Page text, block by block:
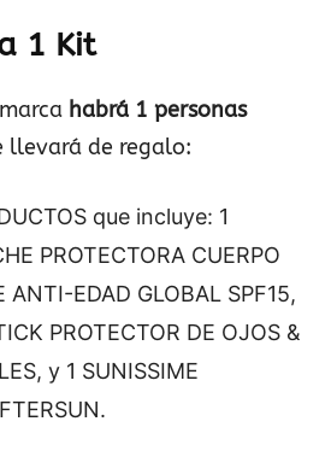
1 Kit
habrá 1 personas
llevará de regalo:
que incluye: 1
PROTECTORA CUERPO
ANTI-EDAD GLOBAL SPF15,
PROTECTOR DE OJOS &
y 1 SUNISSIME